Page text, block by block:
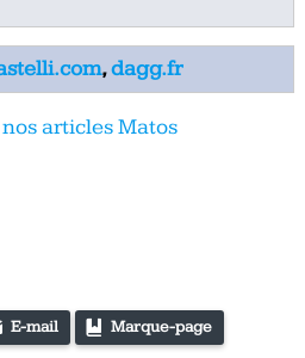
,dagg.fr
articles Matos
E-mail Marque-page